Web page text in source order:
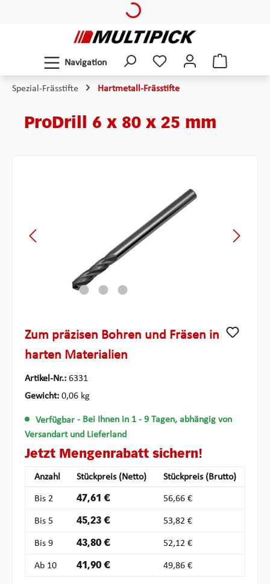
Navigation
Spezial-Frässtifte Hartmetall-Frässtifte
ProDrill 6 x 80 x 25 mm
Zum präzisen Bohren und Fräsen in
harten Materialien
Artikel-Nr.: 6331
Gewicht: 0,06 kg
Verfügbar - Bei Ihnen in 1 - 9 Tagen, abhängig von
Versandart und Lieferland
Jetzt Mengenrabatt sichern!
Anzahl Stückpreis (Netto) Stückpreis (Brutto)
Bis 2 47,61 € 56,66 €
Bis 5 45,23 € 53,82 €
Bis 9 43,80 € 52,12 €
Ab 10 41,90 € 49,86 €